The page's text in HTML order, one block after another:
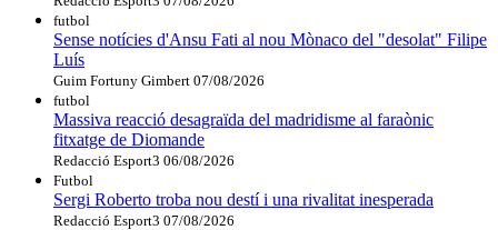
futbol
Sense notícies d'Ansu Fati al nou Mònaco del "desolat" Filipe
Luís
Guim Fortuny Gimbert 07/08/2026
futbol
Massiva reacció desagraïda del madridisme al faraònic
fitxatge de Diomande
Redacció Esport3 06/08/2026
Futbol
Sergi Roberto troba nou destí i una rivalitat inesperada
Redacció Esport3 07/08/2026